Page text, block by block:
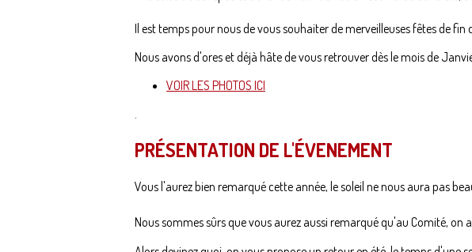
Il est temps pour nous de vous souhaiter de merveilleuses fêtes de fin
Nous avons d'ores et déjà hâte de vous retrouver dès le mois de
VOIR LES PHOTOS ICI
.
PRÉSENTATION DE L'ÉVENEMENT
Vous l'aurez bien remarqué cette année, le soleil ne nous aura pas
Nous sommes sûrs que vous aurez aussi remarqué qu'au Comité, on